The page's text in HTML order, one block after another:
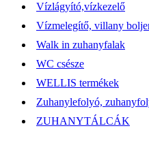
Vízlágyító,vízkezelő
Vízmelegítő, villany
Walk in zuhanyfalak
WC csésze
WELLIS termékek
Zuhanylefolyó,
ZUHANYTÁLCÁK